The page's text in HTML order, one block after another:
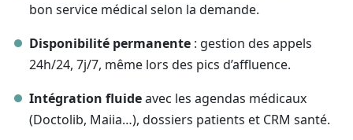
bon service médical selon la demande.
Disponibilité permanente : gestion des appels
24h/24, 7j/7, même lors des pics d’affluence.
Intégration fluideavec les agendas médicaux
(Doctolib, Maiia…), dossiers patients et CRM santé.